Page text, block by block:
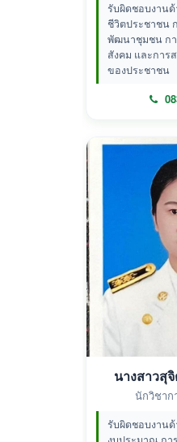
รับผิดชอบงาน
ชีวิตประชาชน
พัฒนาชุมชน กา
สังคม และการ
ของประชาชน
นางสาวสุ
นักวิชาก
รับผิดชอบงาน